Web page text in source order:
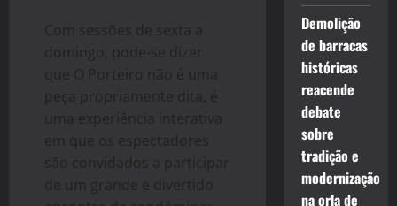
Com sessões de sexta a
domingo, pode-se dizer
que O Porteiro não é uma
peça propriamente dita, é
uma experiência interativa
em que os espectadores
são convidados a participar
de um grande e divertido
Demolição
de barracas
históricas
reacende
debate
sobre
tradição e
modernização
na orla de